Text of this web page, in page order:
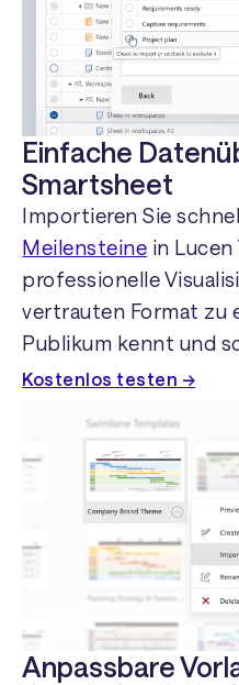
Einfache
Smartsheet
Importieren Sie
Meilensteine in Lucen
professionelle
vertrauten Format zu
Publikum kennt und
Kostenlos testen →
Anpassbare